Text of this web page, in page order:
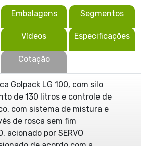
Embalagens Segmentos
Vídeos Especificações
Cotação
Golpack LG 100, com silo
de 130 litros e controle de
com sistema de mistura e
de rosca sem fim
acionado por SERVO